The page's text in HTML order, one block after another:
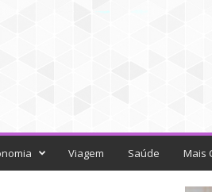
Viagem Saúde Mais